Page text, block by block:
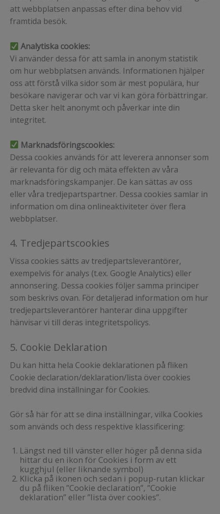
att webbplatsen anpassas efter dina behov vid
framtida besök.
Analytiska cookies:
Vi använder dessa för att samla in anonym statistik
om hur webbplatsen används. Informationen hjälper
oss att förstå vilka sidor som är mest populära, hur
besökare navigerar och var vi kan göra förbättringar.
Detta sker helt anonymt och påverkar inte din
integritet.
Marknadsföringscookies:
Dessa cookies används för att leverera annonser som
är relevanta för dig och mäta effekten av våra
marknadsföringskampanjer. De kan sättas av oss
eller våra tredjepartspartner. Dessa cookies samlar in
information om dina onlineaktiviteter över flera
webbplatser.
4. Tredjepartscookies
Vissa cookies sätts av tredjepartsleverantörer,
exempelvis för analys (t.ex. Google Analytics) eller
annonsering. Dessa cookies följer samma principer
som beskrivs ovan. För detaljerad information om hur
tredjepartsleverantörer hanterar dina uppgifter
hänvisar vi till deras integritetspolicys.
5. Cookie Deklaration
Du kan hitta hela Cookie deklarationen på fliken
Cookie declaration/deklaration/lista över cookies
bredvid dina inställningar för Cookies.
Gör så här för att se dina inställningar, vilka Cookies
som används och dess respektive klassificering:
Längst ned till vänster eller höger på denna sida
hittar du en ikon för Cookies i form av ett
kugghjul (eller liknande symbol)
Klicka på ikonen och sedan i popup-rutan klickar
du på fliken ”Cookie declaration”, ”Cookie
deklaration” eller ”lista över cookies”.